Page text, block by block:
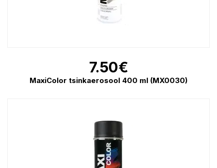
7.50€
MaxiColor tsinkaerosool 400 ml (MX0030)